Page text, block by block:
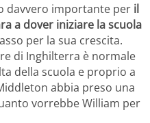
davvero importante per il
a dover iniziare la scuola
per la sua crescita.
di Inghilterra è normale
della scuola e proprio a
abbia preso una
vorrebbe William per